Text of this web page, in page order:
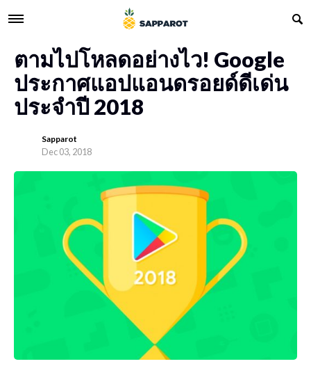
ตามไปโหลดอย่างไว! Google
ประกาศแอปแอนดรอยด์ดีเด่น
ประจำปี 2018
Sapparot
Dec 03, 2018